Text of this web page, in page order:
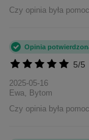
Czy opinia była
5/5
Opinia
2025-05-16
Ewa, Bytom
Czy opinia była